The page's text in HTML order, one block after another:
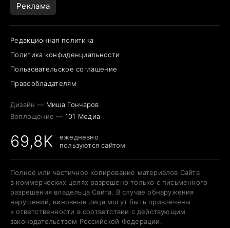
Реклама
Редакционная политика
Политика конфиденциальности
Пользовательское соглашение
Правообладателям
Дизайн — Миша Гончаров
Воплощение — 101 Медиа
69,8K
ежедневно
пользуются сайтом
Полное или частичное копирование материалов Сайта
в коммерческих целях разрешено только с письменного
разрешения владельца Сайта. В случае обнаружения
нарушений, виновные лица могут быть привлечены
к ответственности в соответствии с действующим
законодательством Российской Федерации.